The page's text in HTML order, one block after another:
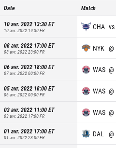
Date Match
10 avr. 2022 13:30ET
10 avr. 2022 19:30FR CHA vs
08 avr. 2022 17:00ET
08 avr. 2022 23:00FR NYK @
06 avr. 2022 18:00ET
07 avr. 2022 00:00FR WAS @
05 avr. 2022 18:00ET
06 avr. 2022 00:00FR WAS @
03 avr. 2022 11:00ET
03 avr. 2022 17:00FR WAS @
01 avr. 2022 17:00ET
01 avr. 2022 23:00FR DAL @